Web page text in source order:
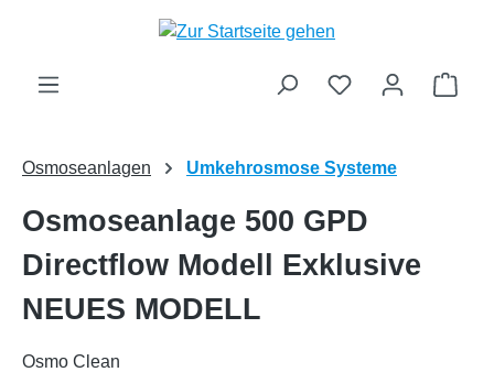
Zum Hauptinhalt springen
Osmoseanlagen Umkehrosmose Systeme
Osmoseanlage 500 GPD
Directflow Modell Exklusive
NEUES MODELL
Osmo Clean